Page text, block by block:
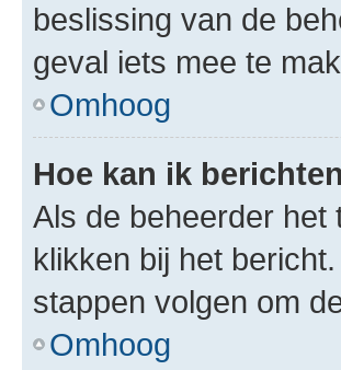
beslissing van de
geval iets mee te
Omhoog
Hoe kan ik
Als de beheerder het
klikken bij het
stappen volgen om
Omhoog